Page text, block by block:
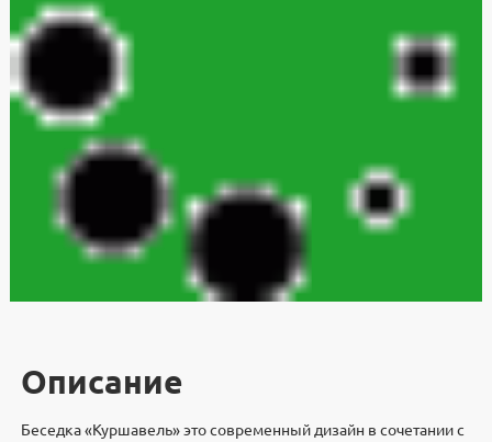
Описание
Беседка «Куршавель» это современный дизайн в сочетании с